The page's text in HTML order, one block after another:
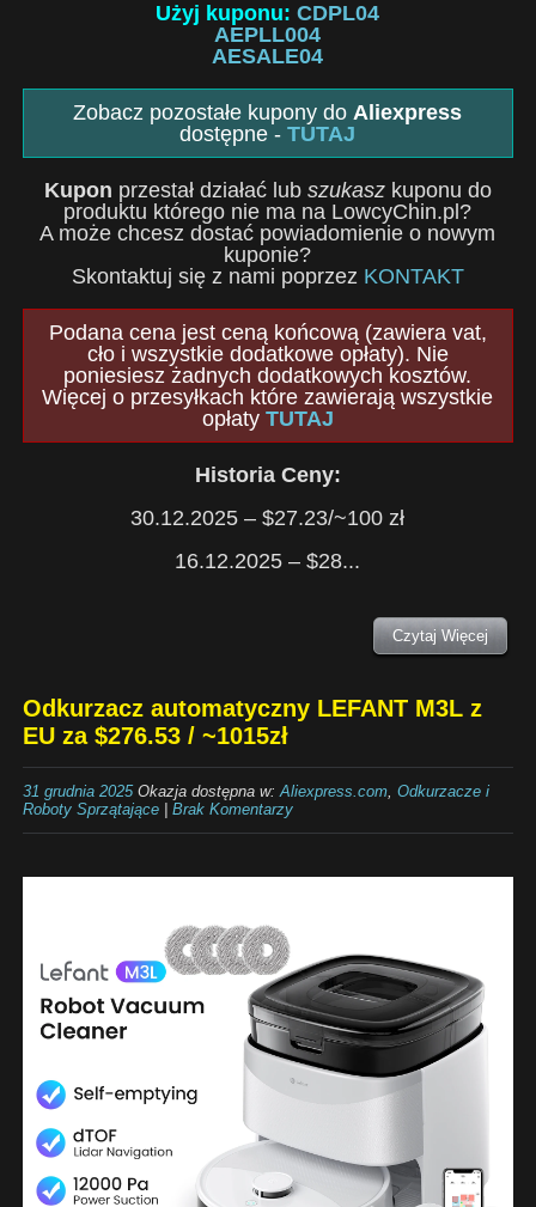
Użyj kuponu: CDPL04
AEPLL004
AESALE04
Zobacz pozostałe kupony doAliexpress
dostępne -TUTAJ
Kupon przestał działać lub szukaszkuponu do
produktu którego nie ma na LowcyChin.pl?
A może chcesz dostać powiadomienie o nowym
kuponie?
Skontaktuj się z nami poprzez KONTAKT
Podana cena jest ceną końcową (zawiera vat,
cło i wszystkie dodatkowe opłaty). Nie
poniesiesz żadnych dodatkowych kosztów.
Więcej o przesyłkach które zawierają wszystkie
opłaty TUTAJ
Historia Ceny:
30.12.2025 – $27.23/~100 zł
16.12.2025 – $28...
Czytaj Więcej
Odkurzacz automatyczny LEFANT M3L z
EU za $276.53 / ~1015zł
31 grudnia 2025Okazja dostępna w:Aliexpress.com, Odkurzacze i
Roboty Sprzątające| Brak Komentarzy